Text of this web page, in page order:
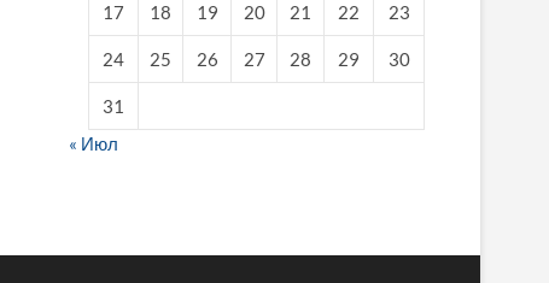
17 18 19 20 21 22 23
24 25 26 27 28 29 30
31
« Июл